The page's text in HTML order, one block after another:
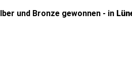
und Bronze gewonnen - in